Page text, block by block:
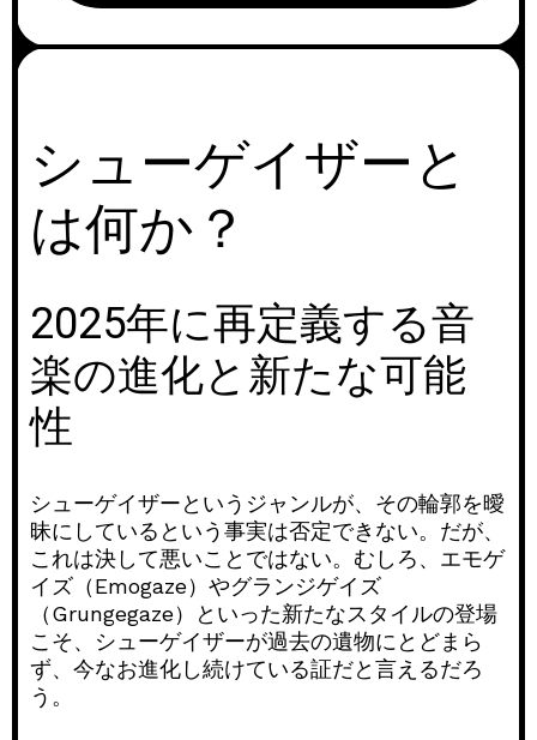
シューゲイザーと
は何か？
2025年に再定義する音
楽の進化と新たな可能
性
シューゲイザーというジャンルが、その輪郭を曖
昧にしているという事実は否定できない。だが、
これは決して悪いことではない。むしろ、エモゲ
イズ（Emogaze）やグランジゲイズ
（Grungegaze）といった新たなスタイルの登場
こそ、シューゲイザーが過去の遺物にとどまら
ず、今なお進化し続けている証だと言えるだろ
う。